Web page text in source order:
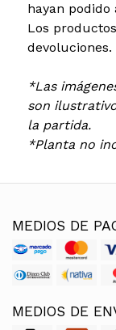
hayan podido
Los
devoluciones.
*Las
son
la partida.
*Planta no
MEDIOS DE
MEDIOS DE